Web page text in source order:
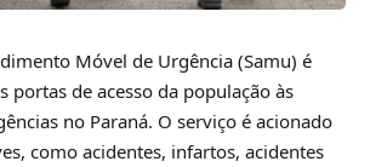
Móvel de Urgência (Samu) é
portas de acesso da população às
no Paraná. O serviço é acionado
como acidentes, infartos, acidentes